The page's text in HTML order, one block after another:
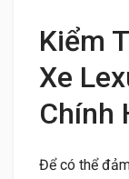
Kiểm
Xe
Chính
Để có thể